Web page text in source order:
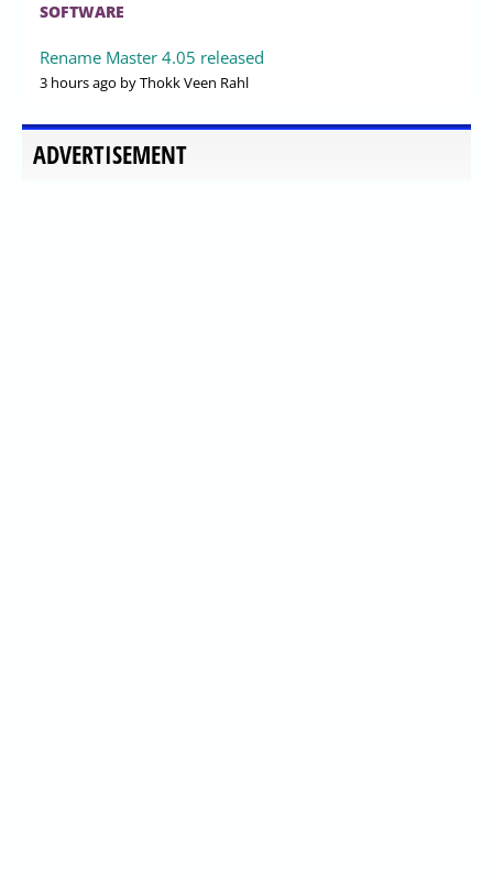
SOFTWARE
Rename Master 4.05 released
3 hours ago by Thokk Veen Rahl
ADVERTISEMENT